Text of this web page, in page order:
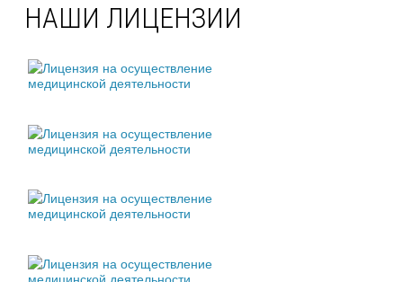
НАШИ ЛИЦЕНЗИИ